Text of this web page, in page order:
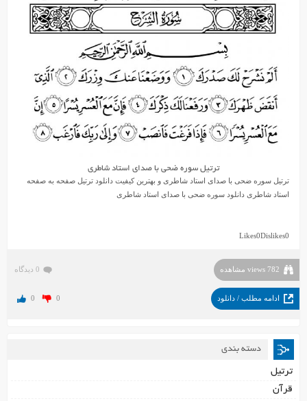
ترتیل سوره ضحى با صدای استاد شاطری
ترتیل سوره ضحى با صدای استاد شاطری و بهترین کیفیت دانلود ترتیل صفحه به صفحه
استاد شاطری دانلود سوره ضحى با صدای استاد شاطری
Likes0Dislikes0
782 views مشاهده 0 دیدگاه
ادامه مطلب / دانلود 0 0
دسته بندی
ترتیل
قرآن